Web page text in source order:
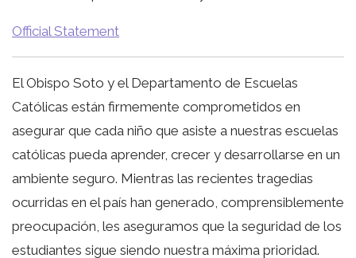
Official Statement
El Obispo Soto y el Departamento de Escuelas
Católicas están firmemente comprometidos en
asegurar que cada niño que asiste a nuestras escuelas
católicas pueda aprender, crecer y desarrollarse en un
ambiente seguro. Mientras las recientes tragedias
ocurridas en el país han generado, comprensiblemente
preocupación, les aseguramos que la seguridad de los
estudiantes sigue siendo nuestra máxima prioridad.